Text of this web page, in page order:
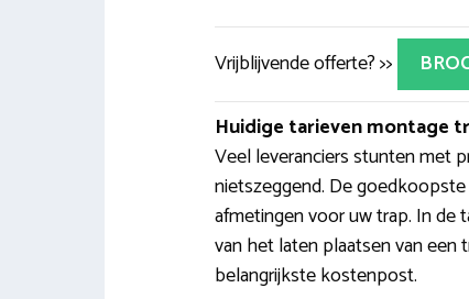
Vrijblijvende offerte? >>
Huidige tarieven montage
Veel leveranciers stunten met
nietszeggend. De
afmetingen voor uw trap. In
van het laten plaatsen van
belangrijkste kostenpost.